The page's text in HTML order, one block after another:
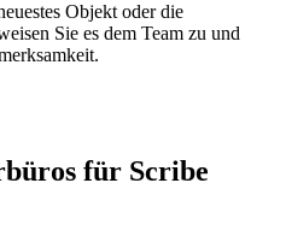
Objekt oder die
Sie es dem Team zu und
für Scribe